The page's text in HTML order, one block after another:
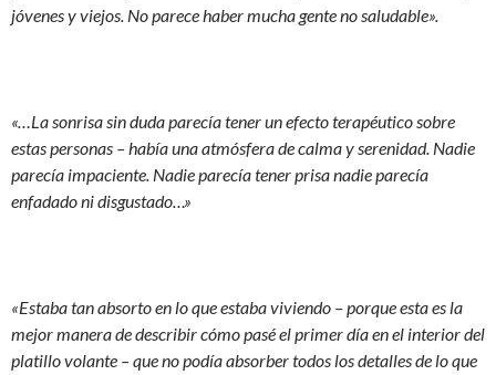
jóvenes y viejos. No parece haber mucha gente no saludable».
«…La sonrisa sin duda parecía tener un efecto terapéutico sobre
estas personas – había una atmósfera de calma y serenidad. Nadie
parecía impaciente. Nadie parecía tener prisa nadie parecía
enfadado ni disgustado…»
«Estaba tan absorto en lo que estaba viviendo – porque esta es la
mejor manera de describir cómo pasé el primer día en el interior del
platillo volante – que no podía absorber todos los detalles de lo que